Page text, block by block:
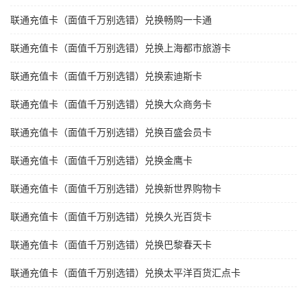
联通充值卡（面值千万别选错）兑换畅购一卡通
联通充值卡（面值千万别选错）兑换上海都市旅游卡
联通充值卡（面值千万别选错）兑换索迪斯卡
联通充值卡（面值千万别选错）兑换大众商务卡
联通充值卡（面值千万别选错）兑换百盛会员卡
联通充值卡（面值千万别选错）兑换金鹰卡
联通充值卡（面值千万别选错）兑换新世界购物卡
联通充值卡（面值千万别选错）兑换久光百货卡
联通充值卡（面值千万别选错）兑换巴黎春天卡
联通充值卡（面值千万别选错）兑换太平洋百货汇点卡